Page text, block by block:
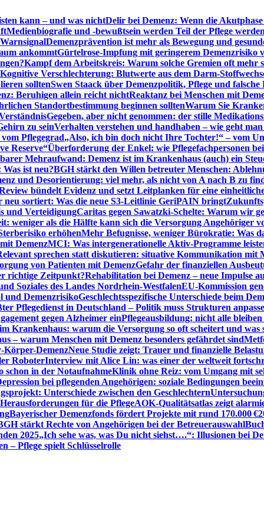
kann – und was nichtDelir bei Demenz: Wenn die
Medienbiografie und -bewußtsein werden Teil der Pflege werden
Demenzprävention ist mehr als Bewegung und
ankommtGürtelrose-Impfung mit geringerem Demenzrisiko
Kampf dem Arbeitskreis: Warum solche Gremien oft mehr
Kognitive Verschlechterung: Blutwerte aus dem Darm-
solltenSwen Staack über Demenzpolitik, Pflege und falsche
Beruhigen allein reicht nichtReaktanz bei Menschen mit
Standortbestimmung beginnen solltenWarum Sie
Gegeben, aber nicht genommen: der stille
zu seinVerhalten verstehen und handhaben – wie geht
Pflegegrad„Also, ich bin doch nicht Ihre Tochter!“ – vom
Reserve“Überforderung der Enkel: wie Pflegefachpersonen
Mehraufwand: Demenz ist im Krankenhaus (auch) ein
ist neu?BGH stärkt den Willen betreuter Menschen:
und Desorientierung: viel mehr, als nicht von A nach B zu
bündelt Evidenz und setzt Leitplanken für eine
neu sortiert: Was die neue S3-Leitlinie GeriPAIN bringt
und VerteidigungCaritas gegen Sawatzki-Schelte: Warum wir
weniger als die Hälfte kann sich die Versorgung Angehöriger
erhöhenMehr Befugnisse, weniger Bürokratie: Was
DemenzMCI: Was intergenerationelle Aktiv-Programme
sprechen statt diskutieren: situative Kommunikation mit
von Patienten mit DemenzGefahr der finanziellen
richtige Zeitpunkt?Rehabilitation bei Demenz – neue Impulse
Soziales des Landes Nordrhein-WestfalenEU-Kommission
und DemenzrisikoGeschlechtsspezifische Unterschiede beim
Pflegedienst in Deutschland – Politik muss Strukturen
gegen Alzheimer einPflegeausbildung: nicht alle bleiben
Krankenhaus: warum die Versorgung so oft scheitert und was
– warum Menschen mit Demenz besonders gefährdet sind
Körper-DemenzNeue Studie zeigt: Trauer und finanzielle
RoboterInterview mit Alice Lin: was einer der weltweit
schon in der NotaufnahmeKlinik ohne Reiz: vom Umgang mit
bei pflegenden Angehörigen: soziale Bedingungen
Unterschiede zwischen den Geschlechtern
für die PflegeAOK-Qualitätsatlas zeigt
Bayerischer Demenzfonds fördert Projekte mit rund 170.000 €
stärkt Rechte von Angehörigen bei der Betreuerauswahl
2025„Ich sehe was, was Du nicht siehst….“: Illusionen bei
– Pflege spielt Schlüsselrolle